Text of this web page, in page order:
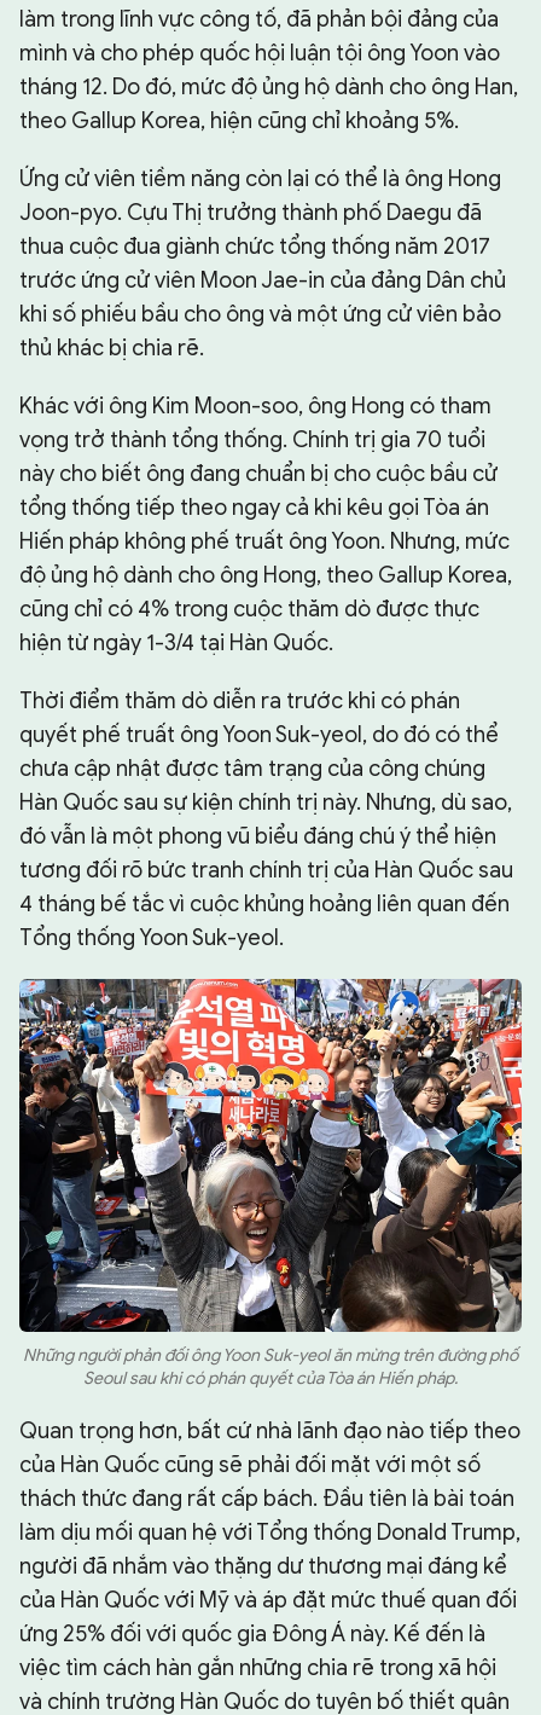
làm trong lĩnh vực công tố, đã phản bội đảng của
mình và cho phép quốc hội luận tội ông Yoon vào
tháng 12. Do đó, mức độ ủng hộ dành cho ông Han,
theo Gallup Korea, hiện cũng chỉ khoảng 5%.
Ứng cử viên tiềm năng còn lại có thể là ông Hong
Joon-pyo. Cựu Thị trưởng thành phố Daegu đã
thua cuộc đua giành chức tổng thống năm 2017
trước ứng cử viên Moon Jae-in của đảng Dân chủ
khi số phiếu bầu cho ông và một ứng cử viên bảo
thủ khác bị chia rẽ.
Khác với ông Kim Moon-soo, ông Hong có tham
vọng trở thành tổng thống. Chính trị gia 70 tuổi
này cho biết ông đang chuẩn bị cho cuộc bầu cử
tổng thống tiếp theo ngay cả khi kêu gọi Tòa án
Hiến pháp không phế truất ông Yoon. Nhưng, mức
độ ủng hộ dành cho ông Hong, theo Gallup Korea,
cũng chỉ có 4% trong cuộc thăm dò được thực
hiện từ ngày 1-3/4 tại Hàn Quốc.
Thời điểm thăm dò diễn ra trước khi có phán
quyết phế truất ông Yoon Suk-yeol, do đó có thể
chưa cập nhật được tâm trạng của công chúng
Hàn Quốc sau sự kiện chính trị này. Nhưng, dù sao,
đó vẫn là một phong vũ biểu đáng chú ý thể hiện
tương đối rõ bức tranh chính trị của Hàn Quốc sau
4 tháng bế tắc vì cuộc khủng hoảng liên quan đến
Tổng thống Yoon Suk-yeol.
Những người phản đối ông Yoon Suk-yeol ăn mừng trên đường phố
Seoul sau khi có phán quyết của Tòa án Hiến pháp.
Quan trọng hơn, bất cứ nhà lãnh đạo nào tiếp theo
của Hàn Quốc cũng sẽ phải đối mặt với một số
thách thức đang rất cấp bách. Đầu tiên là bài toán
làm dịu mối quan hệ với Tổng thống Donald Trump,
người đã nhắm vào thặng dư thương mại đáng kể
của Hàn Quốc với Mỹ và áp đặt mức thuế quan đối
ứng 25% đối với quốc gia Đông Á này. Kế đến là
việc tìm cách hàn gắn những chia rẽ trong xã hội
và chính trường Hàn Quốc do tuyên bố thiết quân